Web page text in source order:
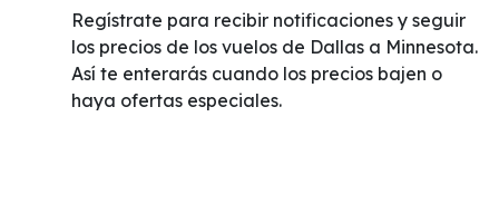
Regístrate para recibir notificaciones y seguir
los precios de los vuelos de Dallas a Minnesota.
Así te enterarás cuando los precios bajen o
haya ofertas especiales.